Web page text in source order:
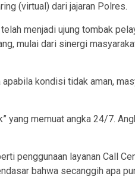
(virtual) dari jajaran Polres.
menjadi ujung tombak
mulai dari sinergi
kondisi tidak aman,
yang memuat angka 24/7.
penggunaan layanan Call
bahwa secanggih apa